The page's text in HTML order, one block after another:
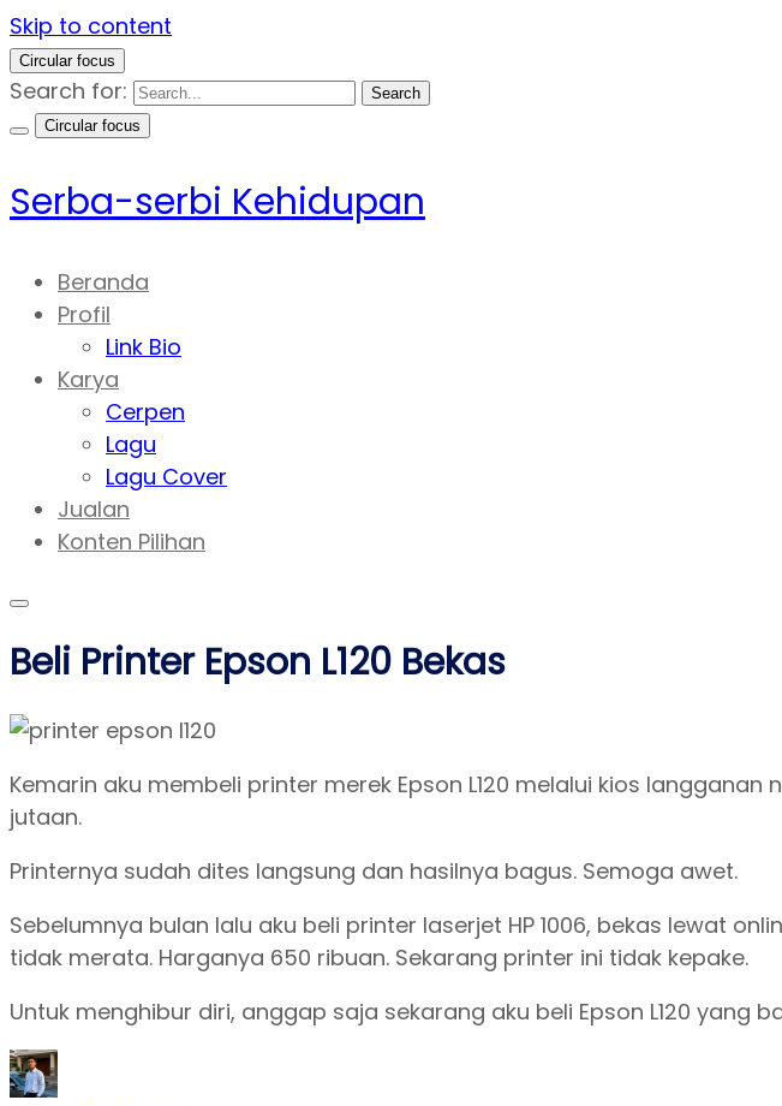
Skip to content
Circular focus
Search for:
Search
Circular focus
Serba-serbi Kehidupan
Beranda
Profil
Link Bio
Karya
Cerpen
Lagu
Lagu Cover
Jualan
Konten Pilihan
Beli Printer Epson L120 Bekas
Kemarin aku membeli printer merek Epson L120 melalui kios
jutaan.
Printernya sudah dites langsung dan hasilnya bagus. Semoga awet.
Sebelumnya bulan lalu aku beli printer laserjet HP 1006, bekas lewat
tidak merata. Harganya 650 ribuan. Sekarang printer ini tidak kepake.
Untuk menghibur diri, anggap saja sekarang aku beli Epson L120 yang